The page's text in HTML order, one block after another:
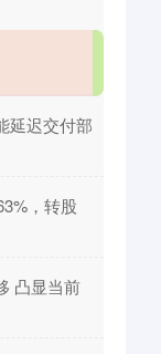
延迟交付部
，转股
凸显当前